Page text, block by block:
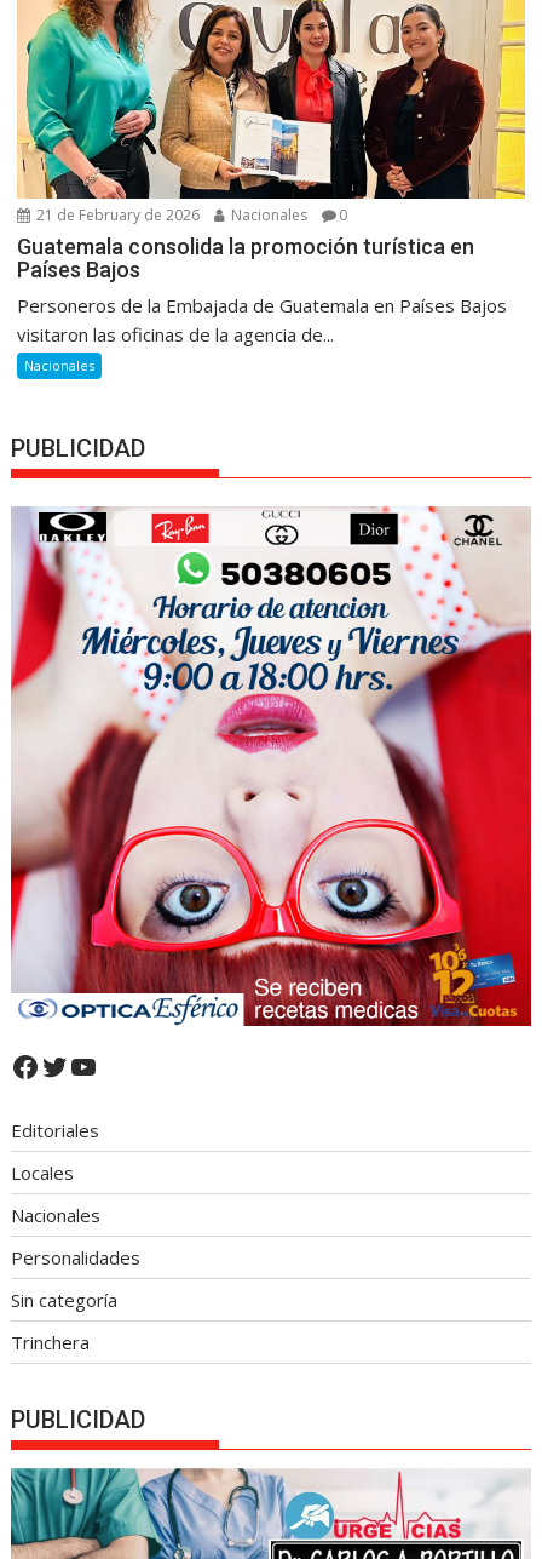
21 de February de 2026 Nacionales 0
Guatemala consolida la promoción turística en
Países Bajos
Personeros de la Embajada de Guatemala en Países Bajos
visitaron las oficinas de la agencia de...
Nacionales
PUBLICIDAD
Facebook
Twitter
YouTube
Editoriales
Locales
Nacionales
Personalidades
Sin categoría
Trinchera
PUBLICIDAD